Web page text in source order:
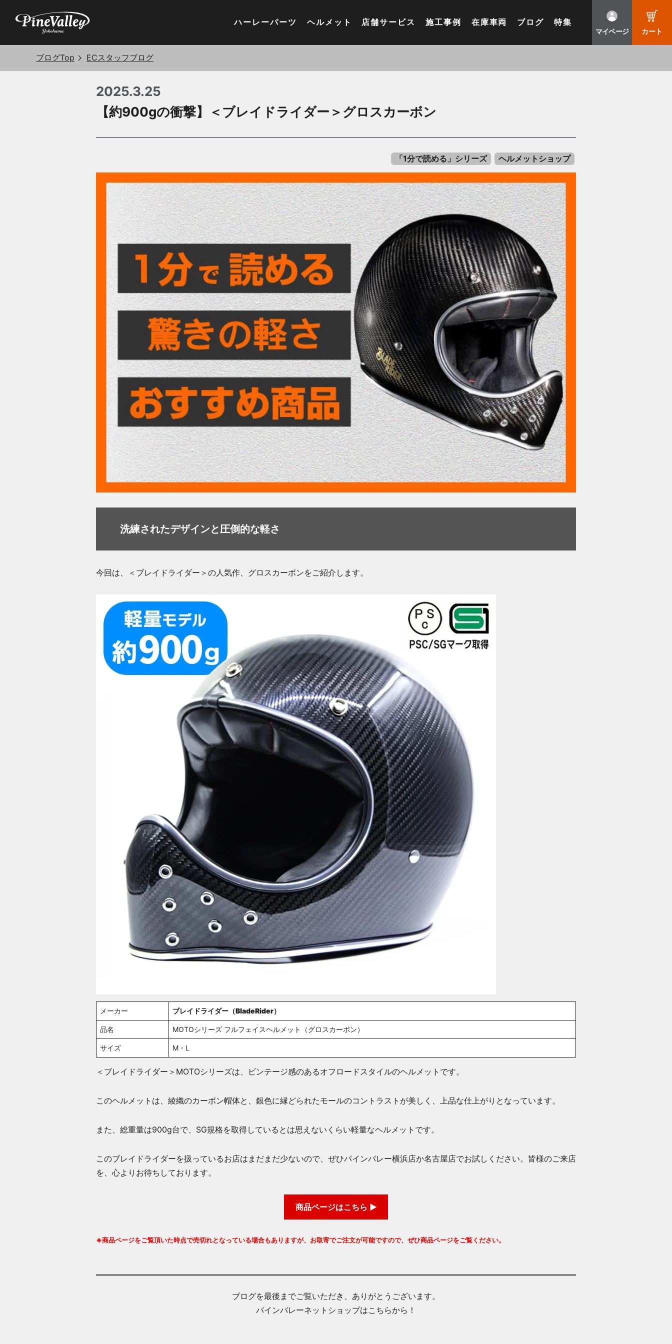
ハーレーパーツ ヘルメット 店舗サービス 施工事例 在庫車両 ブログ 特集
マイページ カート
ブログTop ECスタッフブログ
2025.3.25
【約900gの衝撃】＜ブレイドライダー＞グロスカーボン
「1分で読める」シリーズ ヘルメットショップ
洗練されたデザインと圧倒的な軽さ
今回は、＜ブレイドライダー＞の人気作、グロスカーボンをご紹介します。
メーカー ブレイドライダー（BladeRider）
品名 MOTOシリーズ フルフェイスヘルメット（グロスカーボン）
サイズ M・L
＜ブレイドライダー＞MOTOシリーズは、ビンテージ感のあるオフロードスタイルのヘルメットです。
このヘルメットは、綾織のカーボン帽体と、銀色に縁どられたモールのコントラストが美しく、上品な仕上がりとなっています。
また、総重量は900g台で、SG規格を取得しているとは思えないくらい軽量なヘルメットです。
このブレイドライダーを扱っているお店はまだまだ少ないので、ぜひパインバレー横浜店か名古屋店でお試しください。皆様のご来店
を、心よりお待ちしております。
商品ページはこちら ▶
※商品ページをご覧頂いた時点で売切れとなっている場合もありますが、お取寄でご注文が可能ですので、ぜひ商品ページをご覧ください。
ブログを最後までご覧いただき、ありがとうございます。
パインバレーネットショップはこちらから！